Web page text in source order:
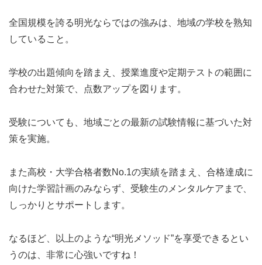
全国規模を誇る明光ならではの強みは、地域の学校を熟知
していること。
学校の出題傾向を踏まえ、授業進度や定期テストの範囲に
合わせた対策で、点数アップを図ります。
受験についても、地域ごとの最新の試験情報に基づいた対
策を実施。
また高校・大学合格者数No.1の実績を踏まえ、合格達成に
向けた学習計画のみならず、受験生のメンタルケアまで、
しっかりとサポートします。
なるほど、以上のような“明光メソッド”を享受できるとい
うのは、非常に心強いですね！